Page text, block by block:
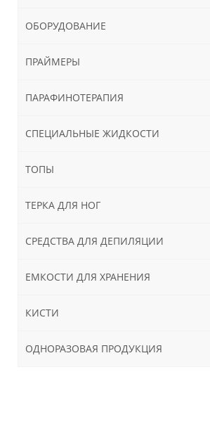
ОБОРУДОВАНИЕ
ПРАЙМЕРЫ
ПАРАФИНОТЕРАПИЯ
СПЕЦИАЛЬНЫЕ ЖИДКОСТИ
ТОПЫ
ТЕРКА ДЛЯ НОГ
СРЕДСТВА ДЛЯ ДЕПИЛЯЦИИ
ЕМКОСТИ ДЛЯ ХРАНЕНИЯ
КИСТИ
ОДНОРАЗОВАЯ ПРОДУКЦИЯ